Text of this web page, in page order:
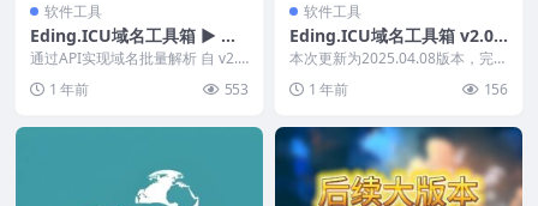
软件工具
Eding.ICU域名工具箱 ▶ 批
量解析
通过API实现域名批量解析 自 v2.
1 年前 553
软件工具
Eding.ICU域名工具箱 v2.0.2
025.408更新日志
本次更新为2025.04.08版本，完整
1 年前 156